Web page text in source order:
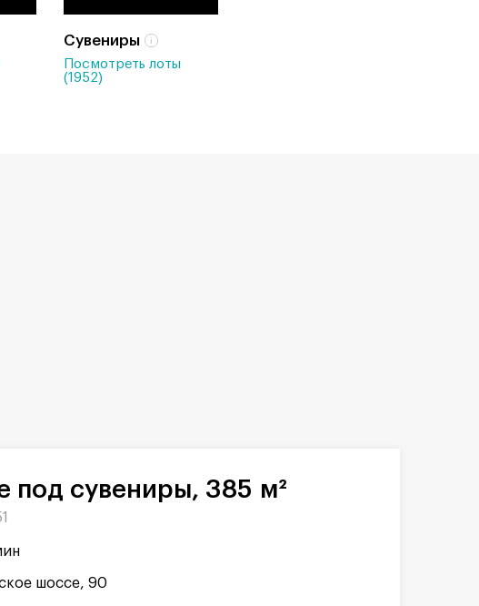
Сувениры
Посмотреть лоты
(1952)
под сувениры, 385 м²
шоссе, 90